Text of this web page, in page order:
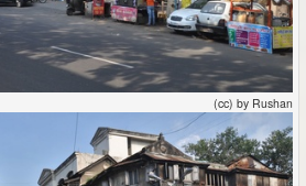
(cc) by Rushan